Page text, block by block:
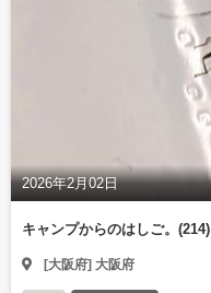
2026年2月02日
キャンプからのはしご。(214)
[大阪府] 大阪府